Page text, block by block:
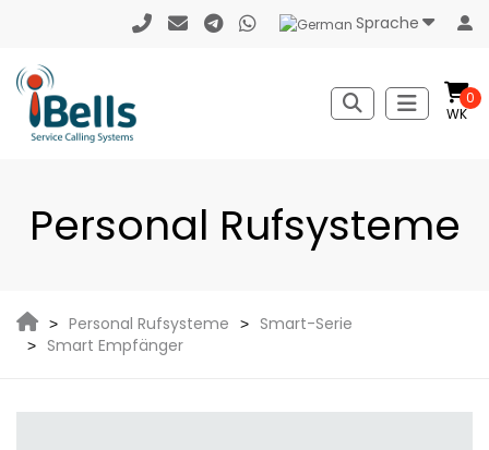
Sprache
WK
0
Personal Rufsysteme
Personal Rufsysteme
Smart-Serie
Smart Empfänger